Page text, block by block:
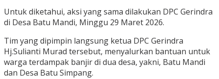
Untuk diketahui, aksi yang sama dilakukan DPC Gerindra
di Desa Batu Mandi, Minggu 29 Maret 2026.
Tim yang dipimpin langsung ketua DPC Gerindra
Hj.Sulianti Murad tersebut, menyalurkan bantuan untuk
warga terdampak banjir di dua desa, yakni, Batu Mandi
dan Desa Batu Simpang.